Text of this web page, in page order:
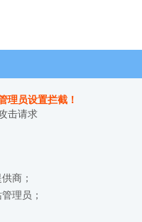
理员设置拦截！
击请求
商；
理员；